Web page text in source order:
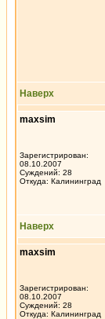
Наверх
maxsim
Зарегистрирован:
08.10.2007
Суждений: 28
Откуда: Калининград
Наверх
maxsim
Зарегистрирован:
08.10.2007
Суждений: 28
Откуда: Калининград